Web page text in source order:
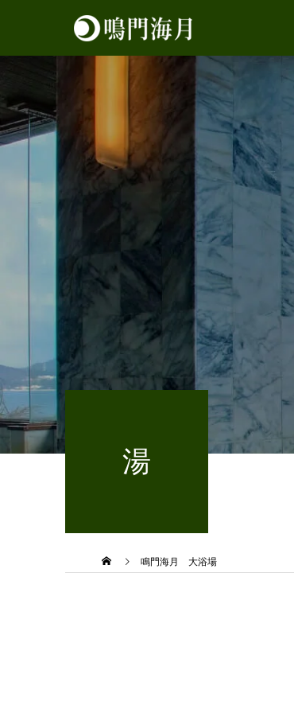
湯
鳴門海月 大浴場